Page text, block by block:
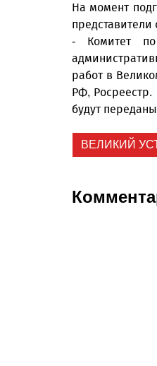
На момент
представители
- Комитет по
работ в
РФ, Росреестр.
будут
ВЕЛИКИЙ